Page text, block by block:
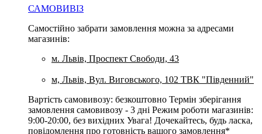
САМОВИВІЗ
Самостійно забрати замовлення можна за адресами
магазинів:
м. Львів, Проспект Свободи, 43
м, Львів, Вул. Виговського, 102 ТВК "Південний"
Вартість самовивозу: безкоштовно Термін зберігання
замовлення самовивозу - 3 дні Режим роботи магазинів:
9:00-20:00, без вихідних Увага! Дочекайтесь, будь ласка,
повідомлення про готовність вашого замовлення*